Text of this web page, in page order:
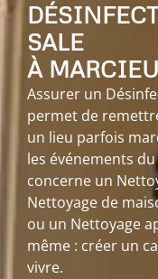
SALE
À MARCIEU
Assurer un
permet de
un lieu parfois
les événements
concerne un
Nettoyage de
ou un Nettoyage
même : créer un
vivre.